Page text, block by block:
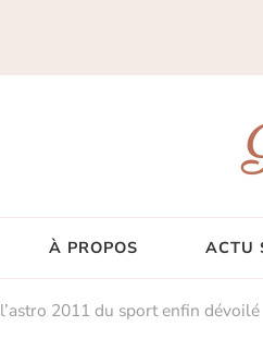
À PROPOS ACTU
l’astro 2011 du sport enfin dévoilé